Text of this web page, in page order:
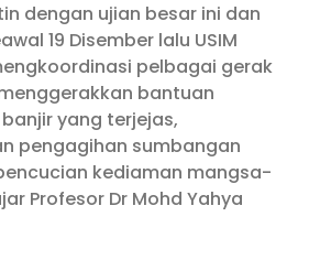
dengan ujian besar ini dan
19 Disember lalu USIM
pelbagai gerak
bantuan
yang terjejas,
pengagihan sumbangan
kediaman mangsa-
Profesor Dr Mohd Yahya